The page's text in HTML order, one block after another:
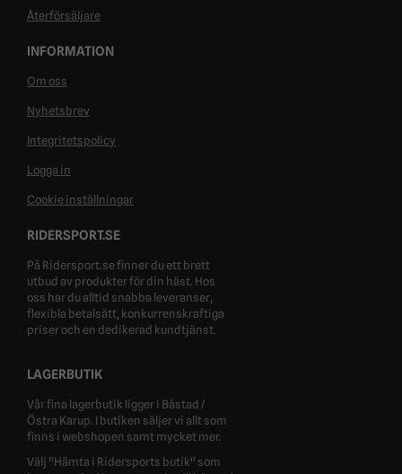
Återförsäljare
INFORMATION
Om oss
Nyhetsbrev
Integritetspolicy
Logga in
Cookie inställningar
RIDERSPORT.SE
På Ridersport.se finner du ett brett
utbud av produkter för din häst. Hos
oss har du alltid snabba leveranser,
flexibla betalsätt, konkurrenskraftiga
priser och en dedikerad kundtjänst.
LAGERBUTIK
Vår fina lagerbutik ligger i Båstad /
Östra Karup. I butiken säljer vi allt som
finns i webshopen samt mycket mer.
Välj "Hämta i Ridersports butik" som